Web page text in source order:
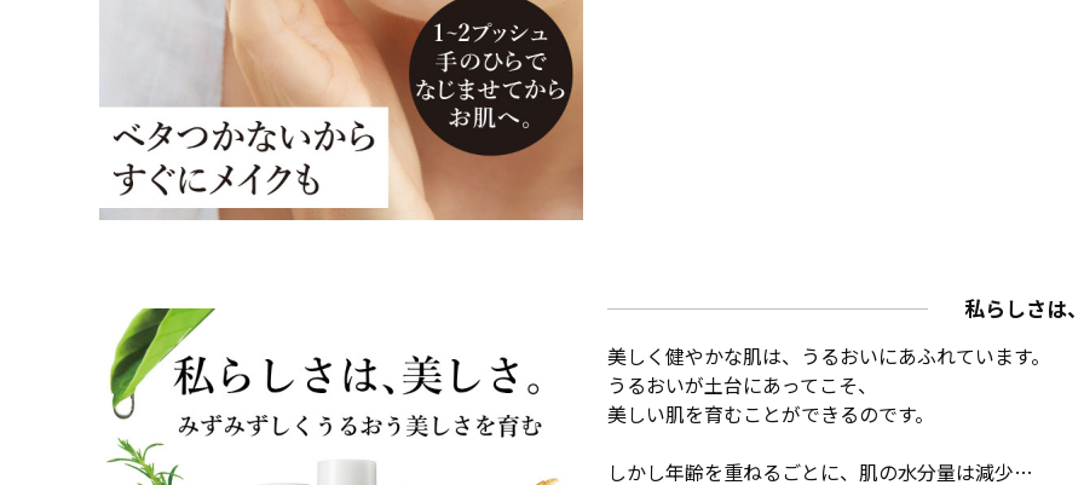
私らしさは
美しく健やかな肌は、うるおいにあふれています。
うるおいが土台にあってこそ、
美しい肌を育むことができるのです。
しかし年齢を重ねるごとに、肌の水分量は減少…